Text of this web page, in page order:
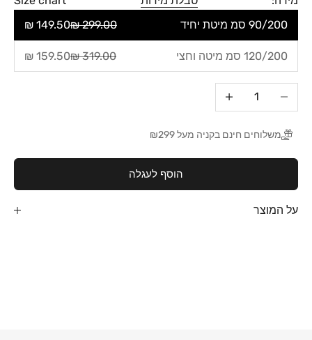
90/200 סמ מיטת יחיד
299.00 ₪
149.50 ₪
120/200 סמ מיטה וחצי 319.00 ₪
159.50 ₪
הקטנת הכמותהגדלת הכמות
משלוחים חינם בקניה מעל ₪299
הוסף לעגלה
על המוצר